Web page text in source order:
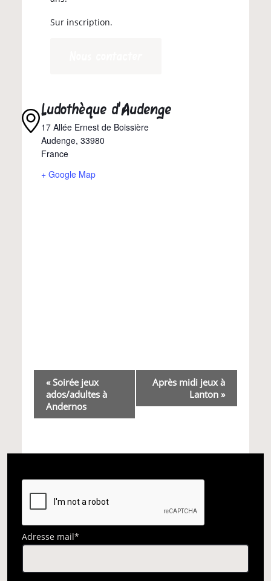
Sur inscription.
Ludothèque d’Audenge
17 Allée Ernest de Boissière
Audenge, 33980
France
+ Google Map
Navigation
Évènement
«Soirée jeux
ados/adultes à
Andernos
Après midi jeux à
Lanton »
Adresse mail*